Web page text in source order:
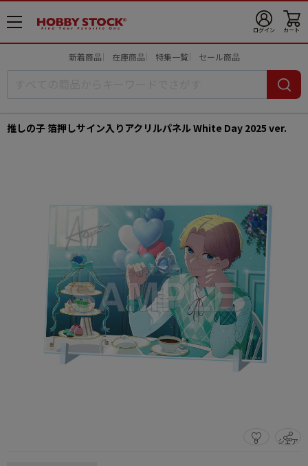
メ
ニ
ログイン カート
新着商品 在庫商品 特集一覧 セール商品
推しの子 箔押しサイン入りアクリルパネル White Day 2025 ver.
0 シェア